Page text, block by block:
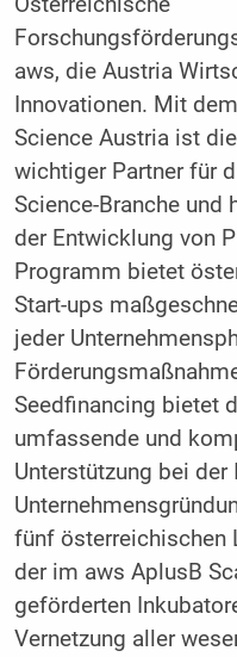
aws, die Austria
Innovationen. Mit
Science Austria ist
wichtiger Partner für
Science-Branche und
der Entwicklung von
Programm bietet
Start-ups
jeder
Seedfinancing bietet
umfassende und
Unterstützung bei
fünf österreichischen
der im aws AplusB
geförderten
Vernetzung aller